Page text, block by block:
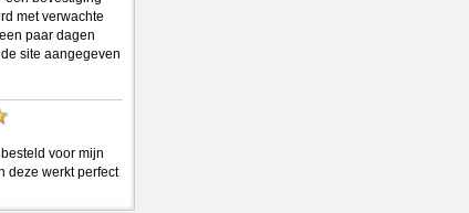
met verwachte
paar dagen
site aangegeven
voor mijn
deze werkt perfect